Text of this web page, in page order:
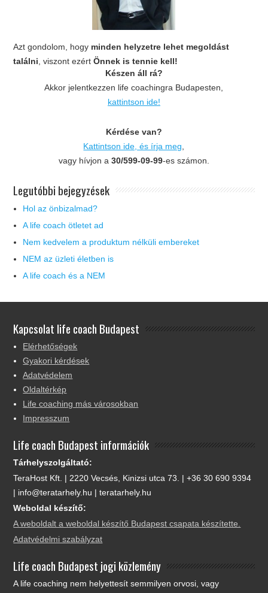
Azt gondolom, hogy minden helyzetre lehet megoldást
találni, viszont ezértÖnnek is tennie kell!
Készen áll rá?
Akkor jelentkezzen life coachingra Budapesten,
kattintson ide!
Kérdése van?
Kattintson ide, és írja meg,
vagy hívjon a 30/599-09-99-es számon.
Legutóbbi bejegyzések
Hol az önbizalmad?
A life coach ötletet ad
Nem kedvelem a produktum nélküli embereket
NEM az üzleti életben is
A life coach és a NEM
Kapcsolat life coach Budapest
Elérhetőségek
Gyakori kérdések
Adatvédelem
Oldaltérkép
Life coaching más városokban
Impresszum
Life coach Budapest információk
Tárhelyszolgáltató:
TeraHost Kft. | 2220 Vecsés, Kinizsi utca 73. | +36 30 690 9394
| info@teratarhely.hu | teratarhely.hu
Weboldal készítő:
A weboldalt a weboldal készítő Budapest csapata készítette.
Adatvédelmi szabályzat
Life coach Budapest jogi közlemény
A life coaching nem helyettesít semmilyen orvosi, vagy